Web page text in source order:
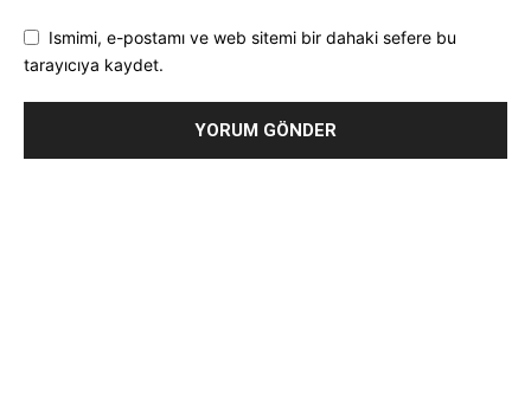
Ismimi, e-postamı ve web sitemi bir dahaki sefere bu
tarayıcıya kaydet.